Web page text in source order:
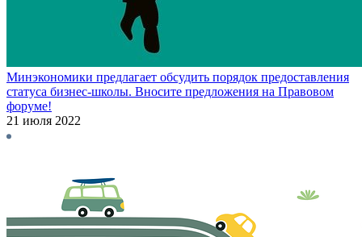
Минэкономики предлагает обсудить порядок предоставления
статуса бизнес-школы. Вносите предложения на Правовом
форуме!
21 июля 2022